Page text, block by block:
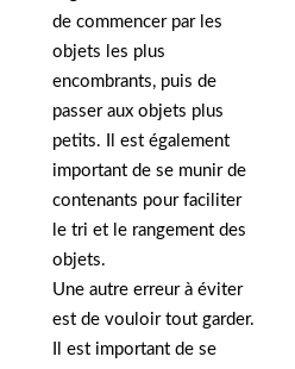
de commencer par les
objets les plus
encombrants, puis de
passer aux objets plus
petits. Il est également
important de se munir de
contenants pour faciliter
le tri et le rangement des
objets.
Une autre erreur à éviter
est de vouloir tout garder.
Il est important de se